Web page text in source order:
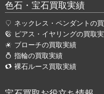
色石・宝石買取実績
ネックレス・ペンダントの
ピアス・イヤリングの買取
ブローチの買取実績
指輪の買取実績
裸石ルース買取実績